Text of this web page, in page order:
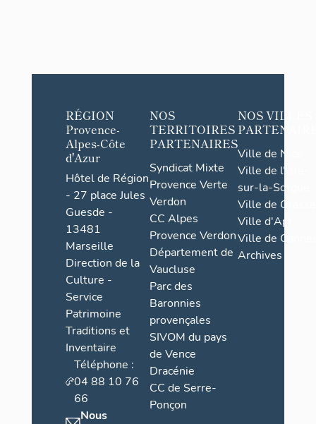
RÉGION
Provence-
Alpes-Côte
d'Azur
Hôtel de Région
- 27 place Jules
Guesde -
13481
Marseille
Direction de la
Culture -
Service
Patrimoine
Traditions et
Inventaire
Téléphone :
04 88 10 76
66
Nous
NOS
TERRITOIRES
PARTENAIRES
Syndicat Mixte
Provence Verte
Verdon
CC Alpes
Provence Verdon
Département de
Vaucluse
Parc des
Baronnies
provençales
SIVOM du pays
de Vence
Dracénie
CC de Serre-
Ponçon
NOS VILLES
Ville de Nice
Ville de l'Isle-
sur-la-Sorgue
Ville de Grasse
Ville d'Apt
Ville de
Archives